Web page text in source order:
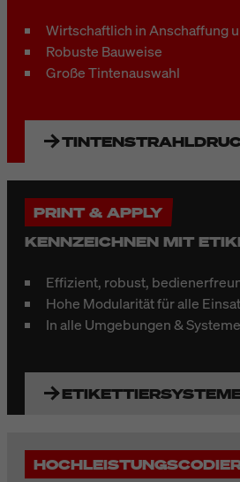
Wirtschaftlich in Anschaffung
Robuste Bauweise
Große Tintenauswahl
PRINT & APPLY
KENNZEICHNEN MIT
Effizient, robust,
Hohe Modularität für alle
In alle Umgebungen &